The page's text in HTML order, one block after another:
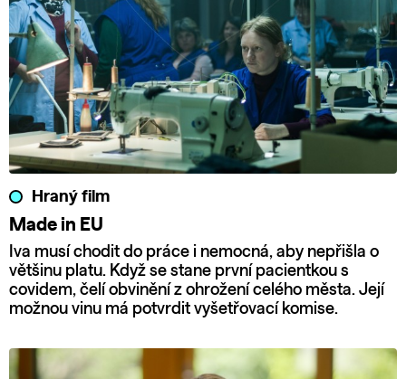
Hraný film
Made in EU
Iva musí chodit do práce i nemocná, aby nepřišla o
většinu platu. Když se stane první pacientkou s
covidem, čelí obvinění z ohrožení celého města. Její
možnou vinu má potvrdit vyšetřovací komise.